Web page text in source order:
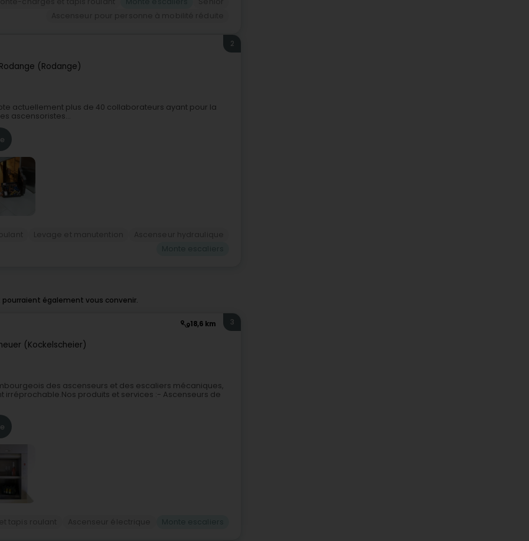
Rodange (Rodange)
2
actuellement plus de 40 collaborateurs ayant pour la
ascensoristes...
également vous convenir.
18,6 km
(Kockelscheier)
3
des ascenseurs et des escaliers mécaniques,
irréprochable.Nos produits et services :- Ascenseurs de